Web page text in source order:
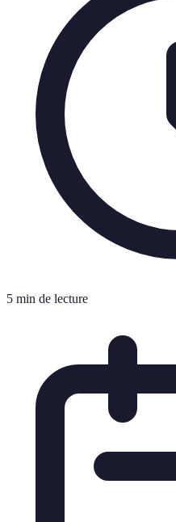
5 min de lecture